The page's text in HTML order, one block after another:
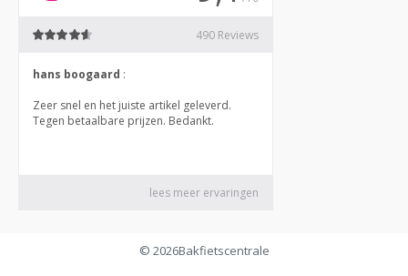
© 2026Bakfietscentrale